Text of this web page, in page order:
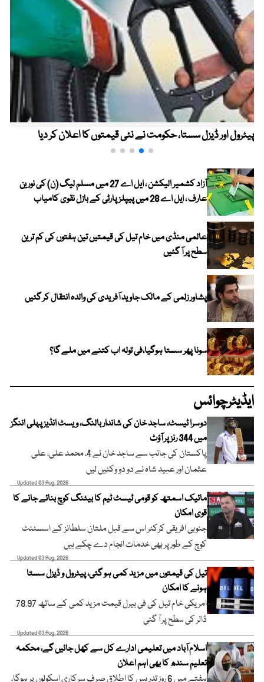
پیٹرول اور ڈیزل سستا، حکومت نے نئی قیمتوں کا اعلان کر دیا
آزاد کشمیر الیکشن ، ایل اے 27 میں مسلم لیگ (ن) کی نورین
عارف ، ایل اے 28 میں پیپلز پارٹی کے بازل نقوی کامیاب
عالمی منڈی میں خام تیل کی قیمتیں تین ہفتوں کی کم ترین
سطح پر آ گئیں
پشاور زلمی کے مالک جاوید آفریدی کی والدہ انتقال کر گئیں
سونا پھر سستا ہوگیا،فی تولہ اب کتنے میں ملے گا؟
ایڈیٹرچوائس
دوسرا ٹیسٹ، ساجد خان کی شاندار بالنگ، ویسٹ انڈیز پہلی اننگز
میں 344 رنز پر آؤٹ
پاکستان کی جانب سے ساجد خان نے 4، محمد علی، علی
عثمان اور عبید شاہ نے دو دو وکٹیں لیں
Updated 03 Aug, 2026
مائیک اسمتھ کو قومی ٹیسٹ ٹیم کا بیٹنگ کوچ بنائے جانے کا
قوی امکان
جنوبی افریقی کرکٹر اس سے قبل ملتان سلطانز کے اسسٹنٹ
کوچ کے طور پر بھی خدمات انجام دے چکے ہیں
Updated 03 Aug, 2026
تیل کی قیمتوں میں مزید کمی ہو گئی، پیٹرول و ڈیزل سستا
ہونے کا امکان
امریکی خام تیل کی فی بیرل قیمت مزید کمی کے ساتھ 78.97
ڈالر کی سطح پر آ گئی
Updated 03 Aug, 2026
اسلام آباد میں تعلیمی ادارے کل سے کھل جائیں گے، محکمہ
تعلیم سندھ کا بھی اہم اعلان
ہفتے میں 6 روز تدریس کا اطلاق صرف سرکاری اسکولوں پر ہوگا،